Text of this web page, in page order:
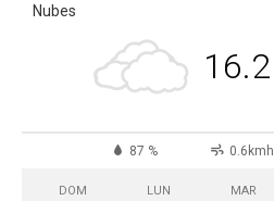
Nubes
16.2
87 % 0.6kmh
DOM LUN MAR